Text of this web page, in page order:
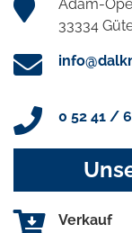
Adam-
33334
0 52 41 /
Verkauf